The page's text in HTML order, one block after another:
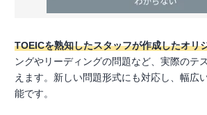
TOEICを熟知したスタッフが作成したオリ
ングやリーディングの問題など、実際のテ
えます。新しい問題形式にも対応し、幅広
能です。